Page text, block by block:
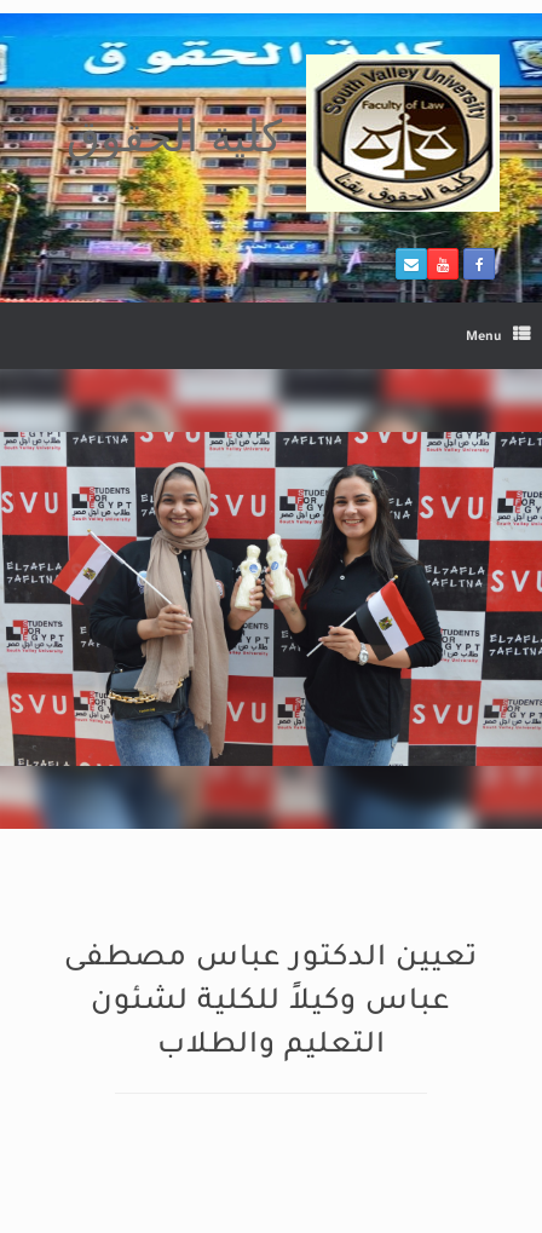
Skip
to
content
كلية الحقوق
Menu
تعيين الدكتور عباس مصطفى
عباس وكيلاً للكلية لشئون
التعليم والطلاب